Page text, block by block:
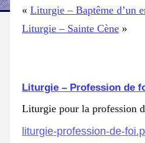
« Liturgie – Baptême d’un
Liturgie – Sainte Cène »
Liturgie – Profession de
Liturgie pour la profession
liturgie-profession-de-